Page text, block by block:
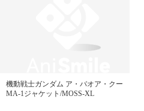
機動戦士ガンダム ア・バオア・クー
MA-1ジャケット/MOSS-XL